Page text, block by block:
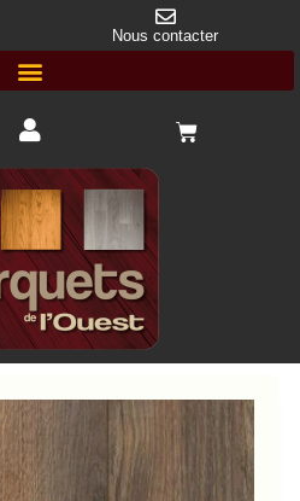
Nous contacter